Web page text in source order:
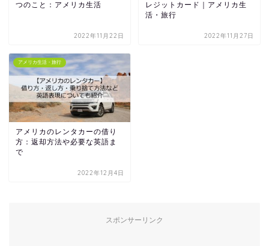
つのこと：アメリカ生活
2022年11月22日
レジットカード｜アメリカ生
活・旅行
2022年11月27日
アメリカ生活・旅行
アメリカのレンタカーの借り
方：返却方法や必要な英語ま
で
2022年12月4日
スポンサーリンク